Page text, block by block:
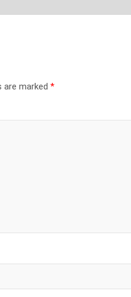
are marked *